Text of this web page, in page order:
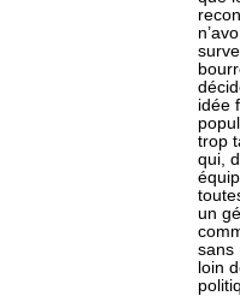
idée
trop
qui,
un
sans
loin